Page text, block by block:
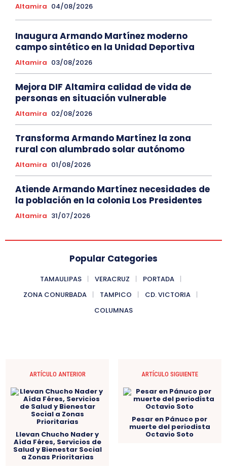
Altamira 04/08/2026
Inaugura Armando Martínez moderno
campo sintético en la Unidad Deportiva
Altamira 03/08/2026
Mejora DIF Altamira calidad de vida de
personas en situación vulnerable
Altamira 02/08/2026
Transforma Armando Martínez la zona
rural con alumbrado solar autónomo
Altamira 01/08/2026
Atiende Armando Martínez necesidades de
la población en la colonia Los Presidentes
Altamira 31/07/2026
Popular Categories
TAMAULIPAS VERACRUZ
PORTADA
ZONA CONURBADA
TAMPICO
CD. VICTORIA
COLUMNAS
ARTÍCULO ANTERIOR
Llevan Chucho Nader y
Aída Féres, Servicios de
Salud y Bienestar Social
a Zonas Prioritarias
ARTÍCULO SIGUIENTE
Pesar en Pánuco por
muerte del periodista
Octavio Soto